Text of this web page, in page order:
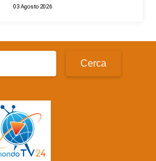
03 Agosto 2026